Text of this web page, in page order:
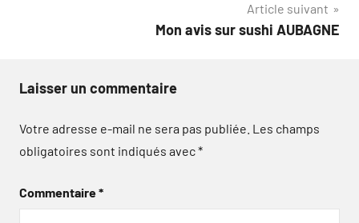
Article suivant
Mon avis sur sushi AUBAGNE
Laisser un commentaire
Votre adresse e-mail ne sera pas publiée. Les champs
obligatoires sont indiqués avec*
Commentaire*